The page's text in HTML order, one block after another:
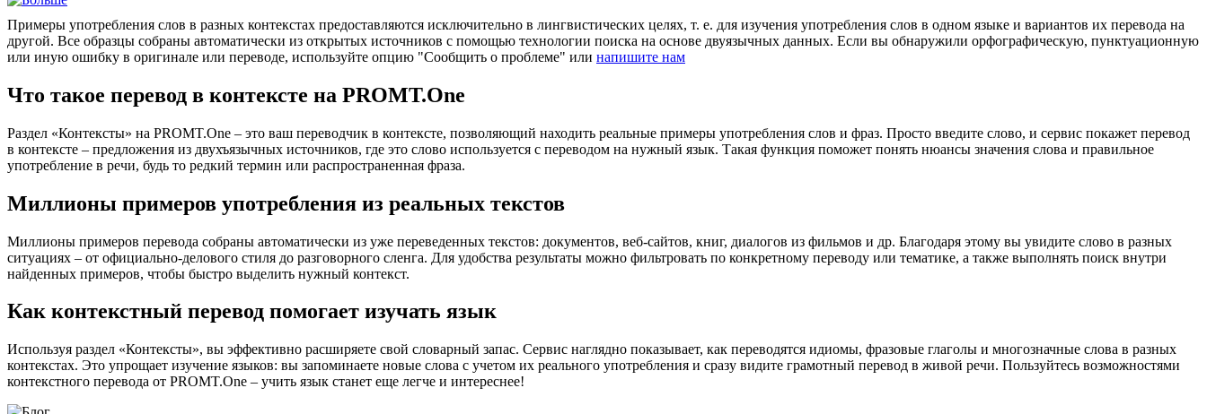
Примеры употребления слов в разных контекстах предоставляются исключительно в лингвистических целях, т. е. для изучения употребления слов в одном языке и вариантов их перевода на
другой. Все образцы собраны автоматически из открытых источников с помощью технологии поиска на основе двуязычных данных. Если вы обнаружили орфографическую, пунктуационную
или иную ошибку в оригинале или переводе, используйте опцию "Сообщить о проблеме" или напишите нам
Что такое перевод в контексте на PROMT.One
Раздел «Контексты» на PROMT.One – это ваш переводчик в контексте, позволяющий находить реальные примеры употребления слов и фраз. Просто введите слово, и сервис покажет перевод
в контексте – предложения из двухъязычных источников, где это слово используется с переводом на нужный язык. Такая функция поможет понять нюансы значения слова и правильное
употребление в речи, будь то редкий термин или распространенная фраза.
Миллионы примеров употребления из реальных текстов
Миллионы примеров перевода собраны автоматически из уже переведенных текстов: документов, веб-сайтов, книг, диалогов из фильмов и др. Благодаря этому вы увидите слово в разных
ситуациях – от официально-делового стиля до разговорного сленга. Для удобства результаты можно фильтровать по конкретному переводу или тематике, а также выполнять поиск внутри
найденных примеров, чтобы быстро выделить нужный контекст.
Как контекстный перевод помогает изучать язык
Используя раздел «Контексты», вы эффективно расширяете свой словарный запас. Сервис наглядно показывает, как переводятся идиомы, фразовые глаголы и многозначные слова в разных
контекстах. Это упрощает изучение языков: вы запоминаете новые слова с учетом их реального употребления и сразу видите грамотный перевод в живой речи. Пользуйтесь возможностями
контекстного перевода от PROMT.One – учить язык станет еще легче и интереснее!